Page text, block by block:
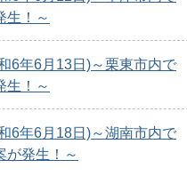
生！～
6年6月13日)～栗東市内で
生！～
6年6月18日)～湖南市内で
が発生！～